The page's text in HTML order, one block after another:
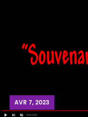
AVR 7, 2023